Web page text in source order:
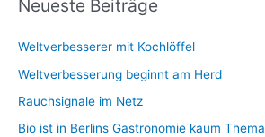
n
n
a
Neueste Beiträge
Weltverbesserer mit Kochlöffel
Weltverbesserung beginnt am Herd
Rauchsignale im Netz
Bio ist in Berlins Gastronomie kaum Thema